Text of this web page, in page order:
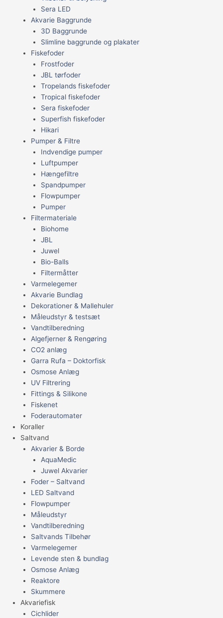
Sera LED
Akvarie Baggrunde
3D Baggrunde
Slimline baggrunde og plakater
Fiskefoder
Frostfoder
JBL tørfoder
Tropelands fiskefoder
Tropical fiskefoder
Sera fiskefoder
Superfish fiskefoder
Hikari
Pumper & Filtre
Indvendige pumper
Luftpumper
Hængefiltre
Spandpumper
Flowpumper
Pumper
Filtermateriale
Biohome
JBL
Juwel
Bio-Balls
Filtermåtter
Varmelegemer
Akvarie Bundlag
Dekorationer & Mallehuler
Måleudstyr & testsæt
Vandtilberedning
Algefjerner & Rengøring
CO2 anlæg
Garra Rufa – Doktorfisk
Osmose Anlæg
UV Filtrering
Fittings & Silikone
Fiskenet
Foderautomater
Koraller
Saltvand
Akvarier & Borde
AquaMedic
Juwel Akvarier
Foder – Saltvand
LED Saltvand
Flowpumper
Måleudstyr
Vandtilberedning
Saltvands Tilbehør
Varmelegemer
Levende sten & bundlag
Osmose Anlæg
Reaktore
Skummere
Akvariefisk
Cichlider